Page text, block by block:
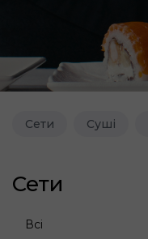
Сети Суші
Сети
Всі